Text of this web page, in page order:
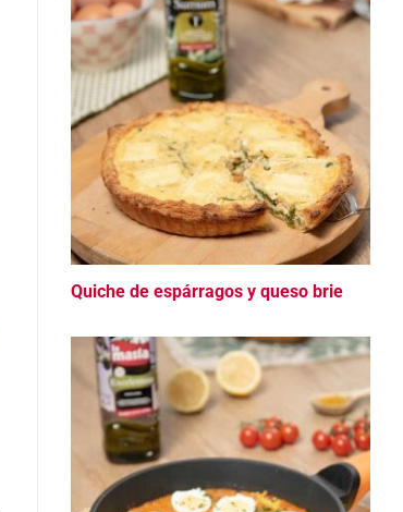
Quiche de espárragos y queso brie